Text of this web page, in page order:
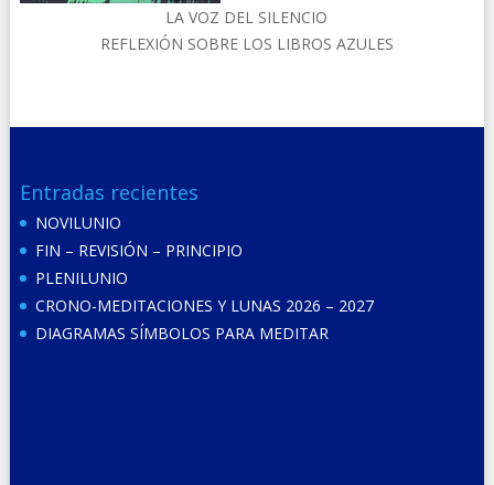
LA VOZ DEL SILENCIO
REFLEXIÓN SOBRE LOS LIBROS AZULES
Entradas recientes
NOVILUNIO
FIN – REVISIÓN – PRINCIPIO
PLENILUNIO
CRONO-MEDITACIONES Y LUNAS 2026 – 2027
DIAGRAMAS SÍMBOLOS PARA MEDITAR